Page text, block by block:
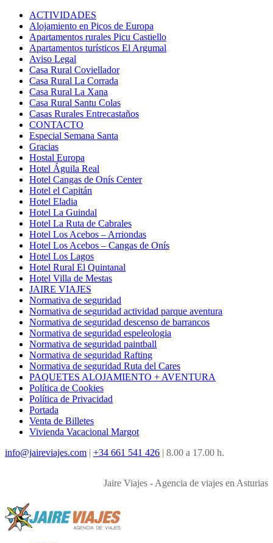
ACTIVIDADES
Alojamiento en Picos de Europa
Apartamentos rurales Picu Castiello
Apartamentos turísticos El Argumal
Aviso Legal
Casa Rural Coviellador
Casa Rural La Corrada
Casa Rural La Xana
Casa Rural Santu Colas
Casas Rurales Entrecastaños
CONTACTO
Especial Semana Santa
Gracias
Hostal Europa
Hotel Águila Real
Hotel Cangas de Onís Center
Hotel el Capitán
Hotel Eladia
Hotel La Guindal
Hotel La Ruta de Cabrales
Hotel Los Acebos – Arriondas
Hotel Los Acebos – Cangas de Onís
Hotel Los Lagos
Hotel Rural El Quintanal
Hotel Villa de Mestas
JAIRE VIAJES
Normativa de seguridad
Normativa de seguridad actividad parque aventura
Normativa de seguridad descenso de barrancos
Normativa de seguridad espeleologia
Normativa de seguridad paintball
Normativa de seguridad Rafting
Normativa de seguridad Ruta del Cares
PAQUETES ALOJAMIENTO + AVENTURA
Política de Cookies
Política de Privacidad
Portada
Venta de Billetes
Vivienda Vacacional Margot
info@jaireviajes.com | +34 661 541 426 | 8.00 a 17.00 h.
Jaire Viajes - Agencia de viajes en Asturias